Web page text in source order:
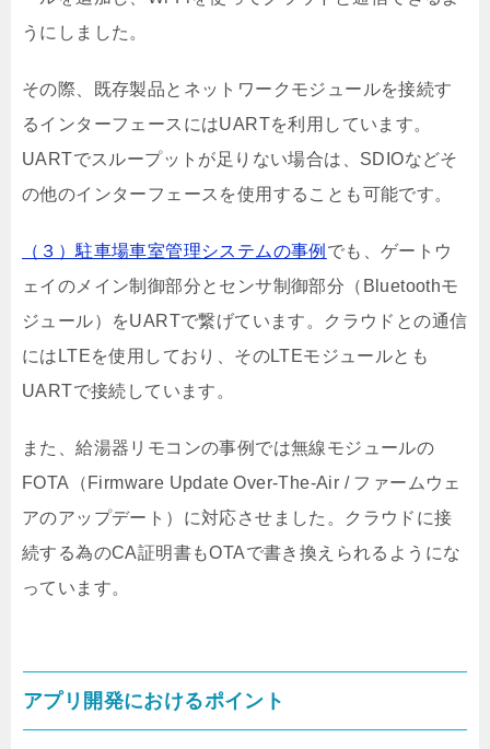
うにしました。
その際、既存製品とネットワークモジュールを接続す
るインターフェースにはUARTを利用しています。
UARTでスループットが足りない場合は、SDIOなどそ
の他のインターフェースを使用することも可能です。
（３）駐車場車室管理システムの事例 でも、ゲートウ
ェイのメイン制御部分とセンサ制御部分（Bluetoothモ
ジュール）をUARTで繋げています。クラウドとの通信
にはLTEを使用しており、そのLTEモジュールとも
UARTで接続しています。
また、給湯器リモコンの事例では無線モジュールの
FOTA（Firmware Update Over-The-Air / ファームウェ
アのアップデート）に対応させました。クラウドに接
続する為のCA証明書もOTAで書き換えられるようにな
っています。
アプリ開発におけるポイント